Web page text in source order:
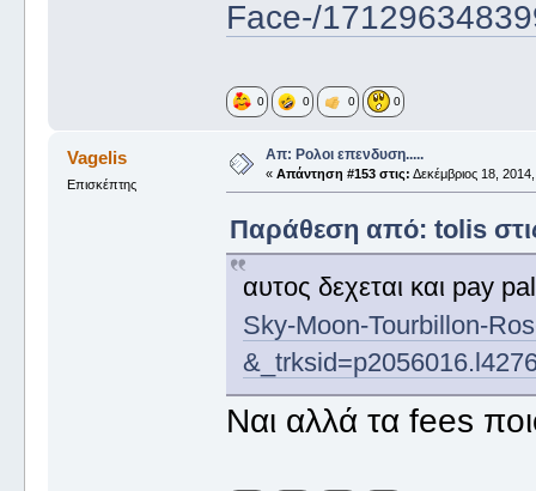
Face-/
0 0 0 0
Vagelis
Επισκέπτης
Απ: Ρολοι επενδυση.....
« Απάντηση #153 στις: Δεκέμβριος 18,
Παράθεση από: tolis
αυτος δεχεται και pay
Sky-Moon-Tourbillon-
Ναι αλλά τα fees